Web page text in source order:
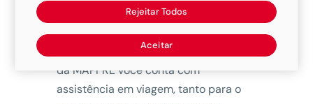
estiver abaixo do mínimo
recomendado e o veículo sofrer uma
avaria, saiba que com o seguro auto
da MAPFRE você conta com
assistência em viagem, tanto para o
Rejeitar Todos
Aceitar